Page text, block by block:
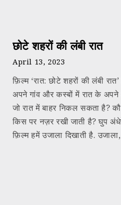
छोटे शहरों की लंबी रात
April 13, 2023
फ़िल्म ‘रात: छोटे शहरों की लंबी
अपने गांव और कस्बों में रात के अपने
जो रात में बाहर निकल सकता है?
किस पर नज़र रखी जाती है? घुप
फ़िल्म हमें उजाला दिखाती है.